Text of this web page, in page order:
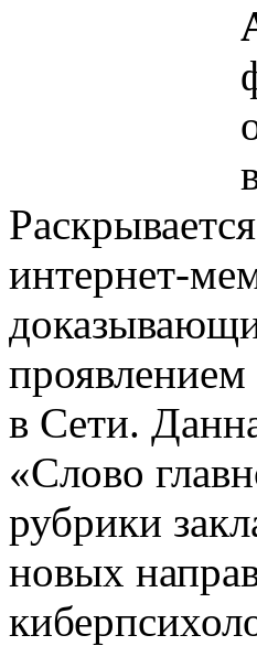
интернет-
проявлением
в Сети.
«Слово
рубрики
новых